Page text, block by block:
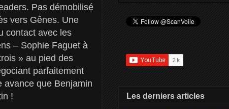
Pas démobilisé
vers Gênes. Une
contact avec les
– Sophie Faguet à
» au pied des
parfaitement
avance que Benjamin
!
Les derniers articles